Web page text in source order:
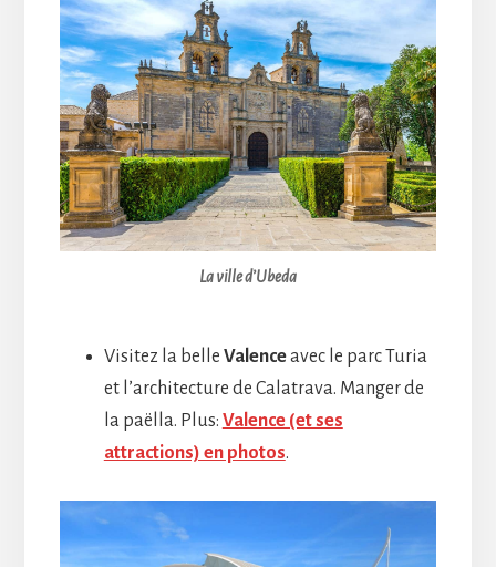
La ville d’Ubeda
Visitez la belle Valenceavec le parc Turia
et l’architecture de Calatrava. Manger de
la paëlla. Plus: Valence (et ses
attractions) en photos.